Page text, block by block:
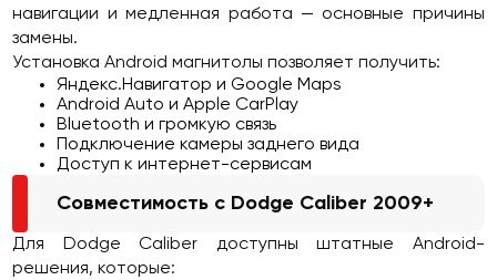
навигации и медленная работа — основные причины
замены.
Установка Android магнитолы позволяет получить:
Яндекс.Навигатор и Google Maps
Android Auto и Apple CarPlay
Bluetooth и громкую связь
Подключение камеры заднего вида
Доступ к интернет-сервисам
Совместимость с Dodge Caliber 2009+
Для Dodge Caliber доступны штатные Android-
решения, которые: